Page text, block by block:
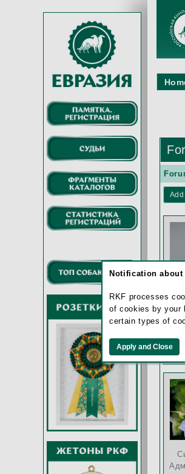
Notification
RKF processes
of cookies by your
certain types of